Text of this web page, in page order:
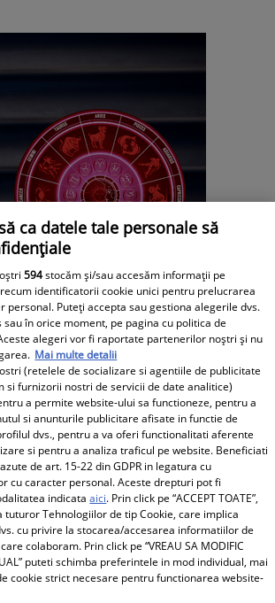
27 iulie - 2 august
schimbare. O zodie are
uși vechi și să deschidă
promisiuni
ca datele tale personale să
594stocăm și/sau accesăm informații pe
identificatorii cookie unici pentru prelucrarea
personal. Puteți accepta sau gestiona alegerile dvs.
sau în orice moment, pe pagina cu politica de
alegeri vor fi raportate partenerilor noștri și nu
Mai multe detalii
(retelele de socializare si agentiile de publicitate
si furnizorii nostri de servicii de date analitice)
a permite website-ului sa functioneze, pentru a
si anunturile publicitare afisate in functie de
dvs., pentru a va oferi functionalitati aferente
si pentru a analiza traficul pe website. Beneficiati
de art. 15-22 din GDPR in legatura cu
cu caracter personal. Aceste drepturi pot fi
indicataaici. Prin click pe “ACCEPT TOATE”,
tuturor Tehnologiilor de tip Cookie, care implica
cu privire la stocarea/accesarea informatiilor de
colaboram. Prin click pe “VREAU SA MODIFIC
puteti schimba preferintele in mod individual, mai
cookie strict necesare pentru functionarea website-